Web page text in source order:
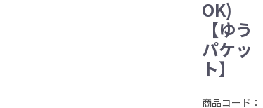
OK)
【ゆう
パケッ
ト】
商品コード：